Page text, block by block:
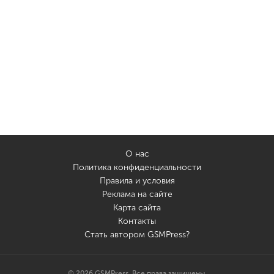
О нас
Политика конфиденциальности
Правила и условия
Реклама на сайте
Карта сайта
Контакты
Стать автором GSMPress?